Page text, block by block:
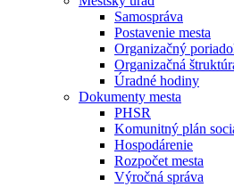
Samospráva
Postavenie mesta
Organizačný
Organizačná
Úradné hodiny
Dokumenty mesta
PHSR
Komunitný plán
Hospodárenie
Rozpočet mesta
Výročná správa